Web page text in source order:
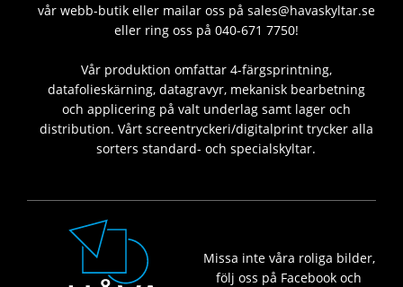
vår webb-butik eller mailar oss på sales@havaskyltar.se
eller ring oss på 040-671 7750!
Vår produktion omfattar 4-färgsprintning,
datafolieskärning, datagravyr, mekanisk bearbetning
och applicering på valt underlag samt lager och
distribution. Vårt screentryckeri/digitalprint trycker alla
sorters standard- och specialskyltar.
Missa inte våra roliga bilder,
följ oss på Facebook och